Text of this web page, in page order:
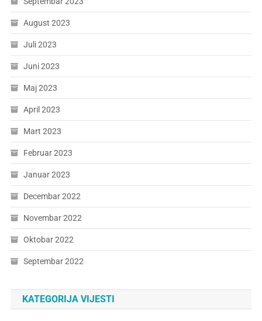
August 2023
Juli 2023
Juni 2023
Maj 2023
April 2023
Mart 2023
Februar 2023
Januar 2023
Decembar 2022
Novembar 2022
Oktobar 2022
Septembar 2022
KATEGORIJA VIJESTI